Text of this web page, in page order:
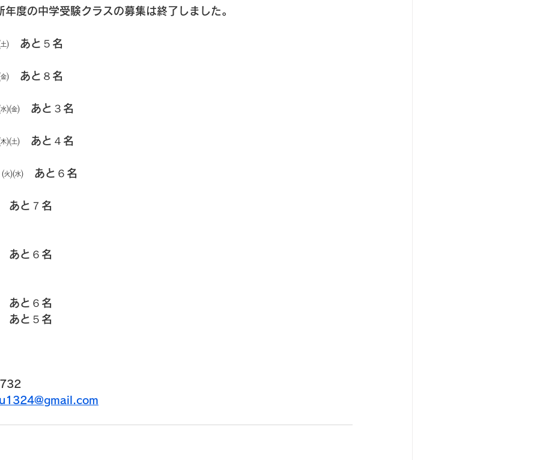
年度の中学受験クラスの募集は終了しました。
　あと５名
　あと８名
㈮　あと３名
㈯　あと４名
㈬　あと６名
あと７名
あと６名
あと６名
あと５名